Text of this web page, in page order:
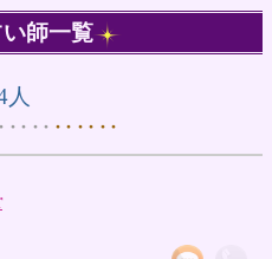
師一覧
人
‥‥‥